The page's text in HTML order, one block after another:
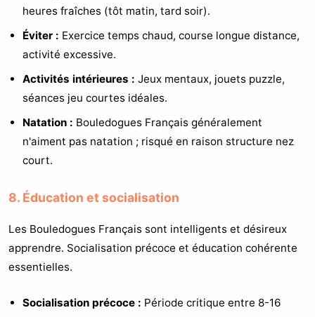
heures fraîches (tôt matin, tard soir).
Éviter : Exercice temps chaud, course longue distance,
activité excessive.
Activités intérieures : Jeux mentaux, jouets puzzle,
séances jeu courtes idéales.
Natation : Bouledogues Français généralement
n'aiment pas natation ; risqué en raison structure nez
court.
8. Éducation et socialisation
Les Bouledogues Français sont intelligents et désireux
apprendre. Socialisation précoce et éducation cohérente
essentielles.
Socialisation précoce : Période critique entre 8-16